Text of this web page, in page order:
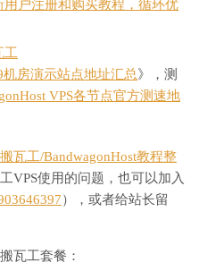
用户注册和购买教程，循环优
工
房演示站点地址汇总》，测
VPS各节点官方测速地
搬瓦工/BandwagonHost教程整
VPS使用的问题，也可以加入
），或者给站长留
瓦工套餐：